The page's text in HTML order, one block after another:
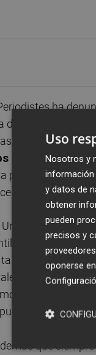
ha
de Medios de
pruebas de
provisional, y
en un
con más del
esperaban
tuviera
mantienen,
entre
que
Uso
Nosotros y
información
y datos de
obtener
pueden
precisos y
oponerse en